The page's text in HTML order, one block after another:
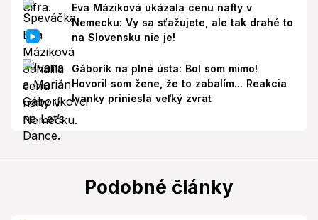
Eva Máziková ukázala cenu nafty v
Nemecku: Vy sa sťažujete, ale tak drahé to
na Slovensku nie je!
Gáborík na plné ústa: Bol som mimo!
Hovoril som žene, že to zabalím... Reakcia
Ivanky priniesla veľký zvrat
Podobné články